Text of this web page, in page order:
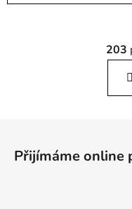
203
Přijímáme online